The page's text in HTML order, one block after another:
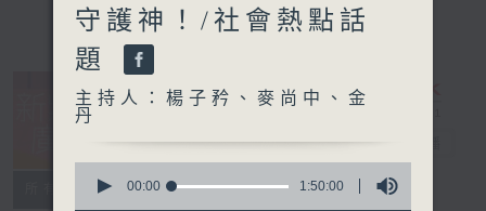
所有集數
新紫荊廣場
守護神！/社會熱點話
題
主持人：楊子矜、麥尚中、金
丹
seconds
00:00 1:50:00